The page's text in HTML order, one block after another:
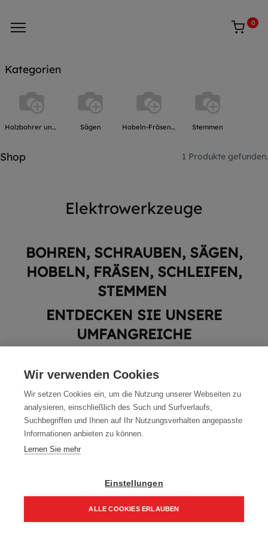
0
Kategorien
Holzbohrer und Bitsets Sägen Hobeln-Fräsen-Schleifen Stemmen
Shop 1 Produkte gefunden.
Elektrowerkzeuge
BOHREN, SCHRAUBEN, SÄGEN,
HOBELN, FRÄSEN, SCHLEIFEN,
STEMMEN
ENTDECKEN SIE UNSERE
UMFANGREICHE
In unserer Kategorie Elektrowerkzeuge finden Sie eine breite
Von Bohrmaschinen und Schraubwerkzeugen über Sägen und
Hobelmaschinen bis hin zu Fräs- und Schleifmaschinen und
Stemmmaschinen.
Wir verwenden Cookies
Wir setzen Cookies ein, um die Nutzung unserer Webseiten zu
analysieren, einschließlich des Such und Surfverlaufs,
Suchbegriffen und Ihnen auf Ihr Nutzungsverhalten angepasste
Informationen anbieten zu können.
Lernen Sie mehr
Einstellungen
ALLE COOKIES ERLAUBEN